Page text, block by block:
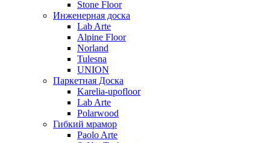
Stone Floor
Инженерная доска
Lab Arte
Alpine Floor
Norland
Tulesna
UNION
Паркетная Доска
Karelia-upofloor
Lab Arte
Polarwood
Гибкий мрамор
Paolo Arte